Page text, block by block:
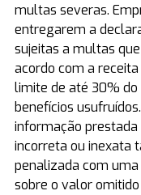
multas severas.
entregarem a
sujeitas a multas
acordo com a
limite de até 30% do
benefícios
informação
incorreta ou inexata
penalizada com
sobre o valor omitido